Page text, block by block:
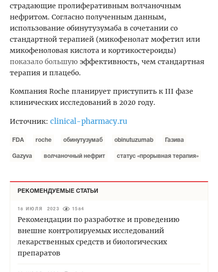
страдающие пролиферативным волчаночным
нефритом. Согласно полученным данным,
использование обинутузумаба в сочетании со
стандартной терапией (микофенолат мофетил или
микофеноловая кислота и кортикостероиды)
показало большую эффективность, чем стандартная
терапия и плацебо.
Компания Roche планирует приступить к III фазе
клинических исследований в 2020 году.
Источник: clinical-pharmacy.ru
FDA roche обинутузумаб obinutuzumab Газива
Gazyva волчаночный нефрит статус «прорывная терапия»
РЕКОМЕНДУЕМЫЕ СТАТЬИ
18 ИЮЛЯ 2023 1584
Рекомендации по разработке и проведению
внешне контролируемых исследований
лекарственных средств и биологических
препаратов